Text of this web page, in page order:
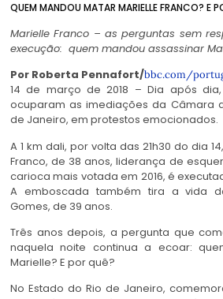
QUEM MANDOU MATAR MARIELLE FRANCO? E
Marielle Franco – as perguntas sem
execução: quem mandou assassinar
Por Roberta Pennafort/bbc.com/
14 de março de 2018 – Dia após
ocuparam as imediações da Câmara
de Janeiro, em protestos emocionados.
A 1 km dali, por volta das 21h30 do dia
Franco, de 38 anos, liderança de
carioca mais votada em 2016, é
A emboscada também tira a vida
Gomes, de 39 anos.
Três anos depois, a pergunta que
naquela noite continua a ecoar:
Marielle? E por quê?
No Estado do Rio de Janeiro,